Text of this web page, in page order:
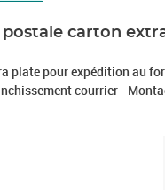
postale carton
plate pour expédition au
courrier -
adhérence pour tous